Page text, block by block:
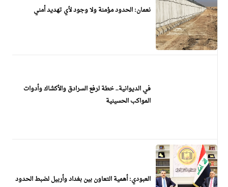
نعمان: الحدود مؤمنة ولا وجود لأي تهديد أمني
في الديوانية.. خطة لرفع السرادق والأكشاك وأدوات
المواكب الحسينية
العبودي: أهمية التعاون بين بغداد وأربيل لضبط الحدود